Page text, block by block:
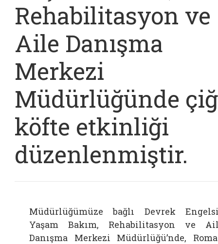
Rehabilitasyon ve
Aile Danışma
Merkezi
Müdürlüğünde çiğ
köfte etkinliği
düzenlenmiştir.
Müdürlüğümüze bağlı Devrek
Yaşam Bakım, Rehabilitasyon ve
Danışma Merkezi Müdürlüğü’nde,